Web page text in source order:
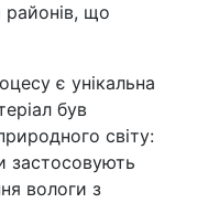
районів, що
є унікальна
був
світу:
застосовують
вологи з